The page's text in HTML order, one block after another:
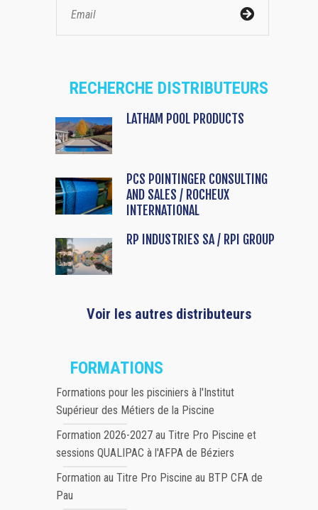
RECHERCHE DISTRIBUTEURS
LATHAM POOL PRODUCTS
PCS POINTINGER CONSULTING
AND SALES / ROCHEUX
INTERNATIONAL
RP INDUSTRIES SA / RPI GROUP
Voir les autres distributeurs
FORMATIONS
Formations pour les pisciniers à l'Institut
Supérieur des Métiers de la Piscine
Formation 2026-2027 au Titre Pro Piscine et
sessions QUALIPAC à l'AFPA de Béziers
Formation au Titre Pro Piscine au BTP CFA de
Pau